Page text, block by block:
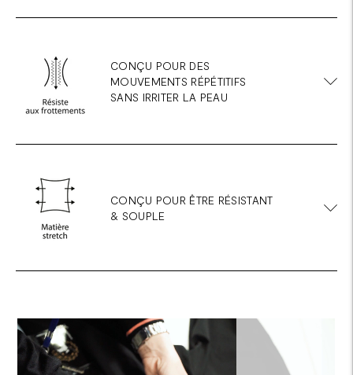
CONÇU POUR DES
MOUVEMENTS RÉPÉTITIFS
SANS IRRITER LA PEAU
CONÇU POUR ÊTRE RÉSISTANT
& SOUPLE